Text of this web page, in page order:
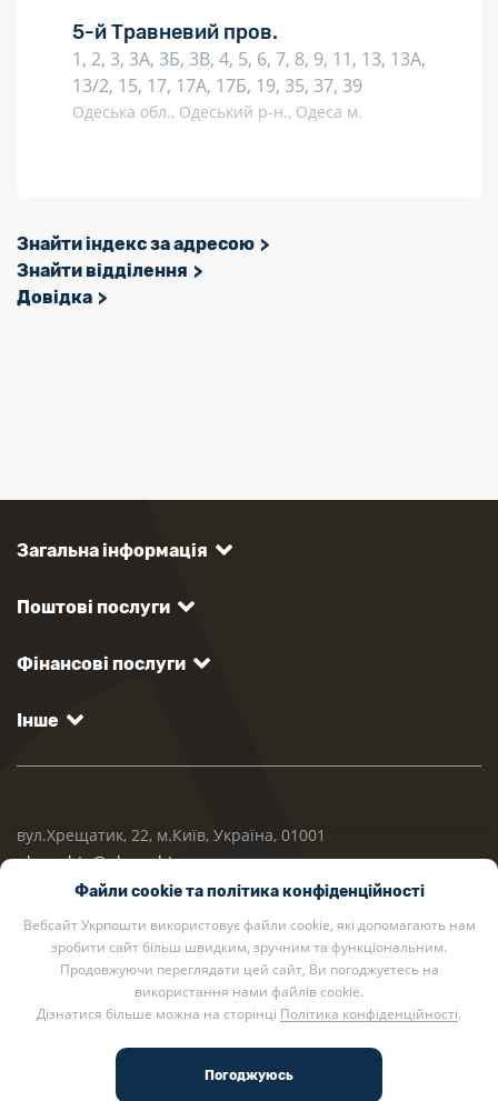
5-й Травневий пров.
1, 2, 3, 3А, 3Б, 3В, 4, 5, 6, 7, 8, 9, 11, 13, 13А,
13/2, 15, 17, 17А, 17Б, 19, 35, 37, 39
Одеська обл., Одеський р-н., Одеса м.
Знайти індекс за адресою
Знайти відділення
Довідка
Загальна інформація
Поштові послуги
Фінансові послуги
Інше
вул.Хрещатик, 22, м.Київ, Україна, 01001
ukrposhta@ukrposhta.ua
2002 — 2026 Укрпошта. Всі права захищено.
Політика конфіденційності
Файли cookie та політика конфіденційності
Вебсайт Укрпошти використовує файли cookie, які допомагають нам
зробити сайт більш швидким, зручним та функціональним.
Продовжуючи переглядати цей сайт, Ви погоджуєтесь на
використання нами файлів cookie.
Дізнатися більше можна на сторінці Політика конфіденційності.